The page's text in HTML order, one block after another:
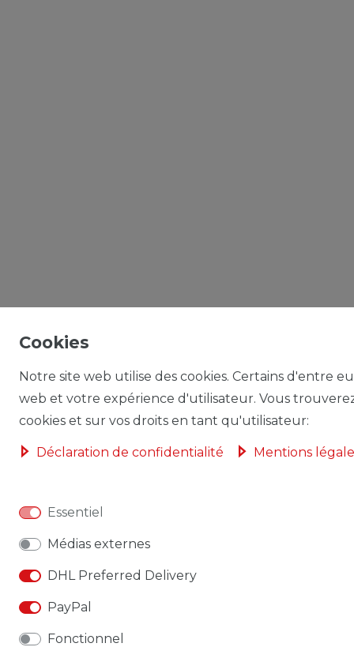
Cookies
Notre site web utilise des cookies. Certains d'entre
web et votre expérience d'utilisateur. Vous
cookies et sur vos droits en tant qu'utilisateur:
Déclaration de confidentialité Mentions
Essentiel
Médias externes
DHL Preferred Delivery
PayPal
Fonctionnel